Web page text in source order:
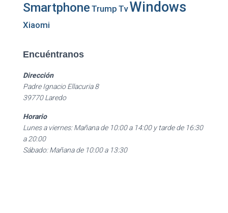
Smartphone Trump Tv Windows
Xiaomi
Encuéntranos
Dirección
Padre Ignacio Ellacuria 8
39770 Laredo
Horario
Lunes a viernes: Mañana de 10:00 a 14:00 y tarde de 16:30
a 20:00
Sábado: Mañana de 10:00 a 13:30